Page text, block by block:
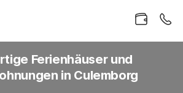
Ferienhäuser und
in Culemborg